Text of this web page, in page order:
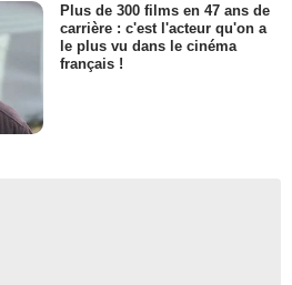
Plus de 300 films en 47 ans de
carrière : c'est l'acteur qu'on a
le plus vu dans le cinéma
français !